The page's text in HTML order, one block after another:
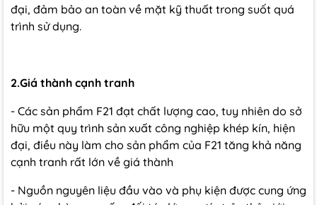
đại, đảm bảo an toàn về mặt kỹ thuất trong suốt quá
trình sử dụng.
2.Giá thành cạnh tranh
- Các sản phẩm F21 đạt chất lượng cao, tuy nhiên do sở
hữu một quy trình sản xuất công nghiệp khép kín, hiện
đại, điều này làm cho sản phẩm của F21 tăng khả năng
cạnh tranh rất lớn về giá thành
- Nguồn nguyên liệu đầu vào và phụ kiện được cung ứng